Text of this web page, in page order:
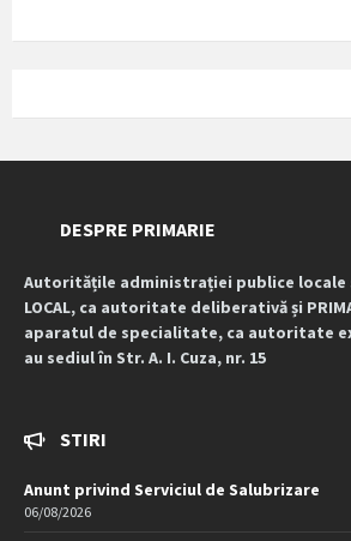
DESPRE PRIMARIE
Autoritățile administrației publice locale
LOCAL, ca autoritate deliberativă și
aparatul de specialitate, ca autoritate
au sediul în Str. A. I. Cuza, nr. 15
STIRI
Anunt privind Serviciul de Salubrizare
06/08/2026